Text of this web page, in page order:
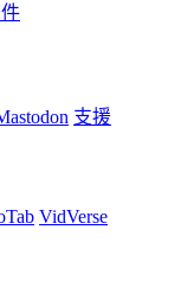
支援
VidVerse